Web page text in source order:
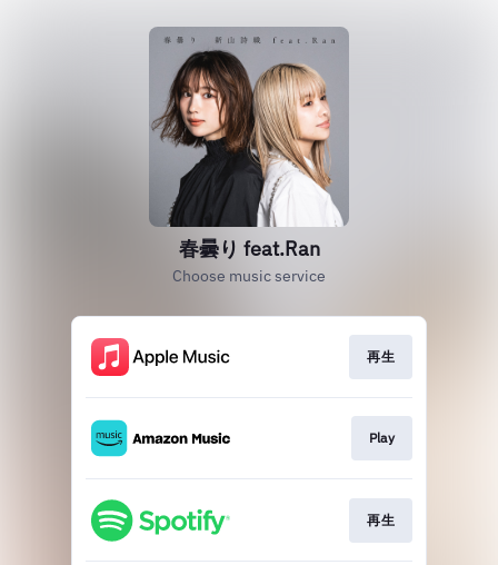
春曇り feat.Ran
Choose music service
再生
Play
再生